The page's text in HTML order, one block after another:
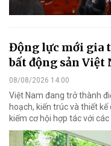
Động lực mới gia
bất động sản Việt
08/08/2026 14:00
Việt Nam đang trở thành
hoạch, kiến trúc và thiết
kiếm cơ hội hợp tác với